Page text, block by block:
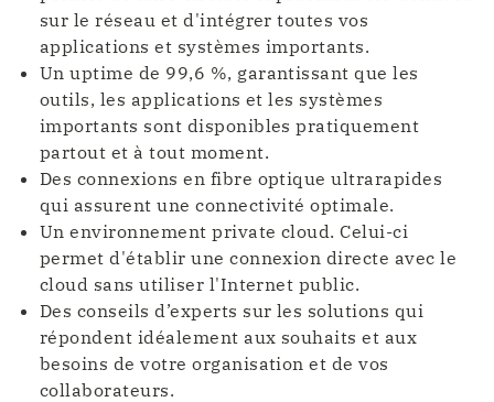
sur le réseau et d'intégrer toutes vos
applications et systèmes importants.
Un uptime de 99,6 %, garantissant que les
outils, les applications et les systèmes
importants sont disponibles pratiquement
partout et à tout moment.
Des connexions en fibre optique ultrarapides
qui assurent une connectivité optimale.
Un environnement private cloud. Celui-ci
permet d'établir une connexion directe avec le
cloud sans utiliser l'Internet public.
Des conseils d’experts sur les solutions qui
répondent idéalement aux souhaits et aux
besoins de votre organisation et de vos
collaborateurs.